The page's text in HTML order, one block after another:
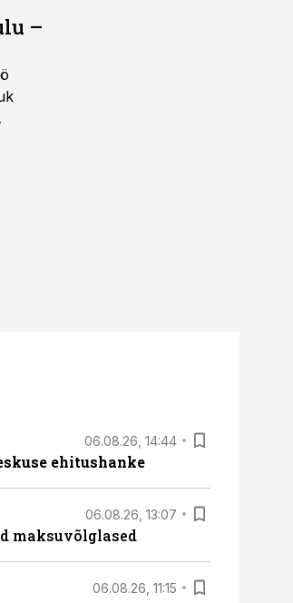
–
06.08.26, 14:44
ehitushanke
06.08.26, 13:07
maksuvõlglased
06.08.26, 11:15